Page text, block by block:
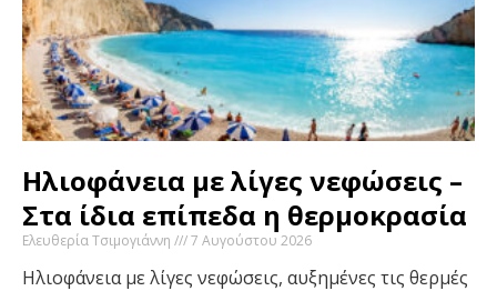
Ηλιοφάνεια με λίγες νεφώσεις –
Στα ίδια επίπεδα η θερμοκρασία
Ελευθερία Τσιμογιάννη 7 Αυγούστου 2026
Ηλιοφάνεια με λίγες νεφώσεις, αυξημένες τις θερμές